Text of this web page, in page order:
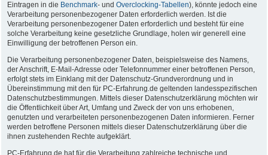
Eintragen in die Benchmark- und Overclocking-Tabellen), könnte jedoch eine
Verarbeitung personenbezogener Daten erforderlich werden. Ist die
Verarbeitung personenbezogener Daten erforderlich und besteht für eine
solche Verarbeitung keine gesetzliche Grundlage, holen wir generell eine
Einwilligung der betroffenen Person ein.
Die Verarbeitung personenbezogener Daten, beispielsweise des Namens,
der Anschrift, E-Mail-Adresse oder Telefonnummer einer betroffenen Person,
erfolgt stets im Einklang mit der Datenschutz-Grundverordnung und in
Übereinstimmung mit den für PC-Erfahrung.de geltenden landesspezifischen
Datenschutzbestimmungen. Mittels dieser Datenschutzerklärung möchten wir
die Öffentlichkeit über Art, Umfang und Zweck der von uns erhobenen,
genutzten und verarbeiteten personenbezogenen Daten informieren. Ferner
werden betroffene Personen mittels dieser Datenschutzerklärung über die
ihnen zustehenden Rechte aufgeklärt.
PC-Erfahrung.de hat für die Verarbeitung zahlreiche technische und